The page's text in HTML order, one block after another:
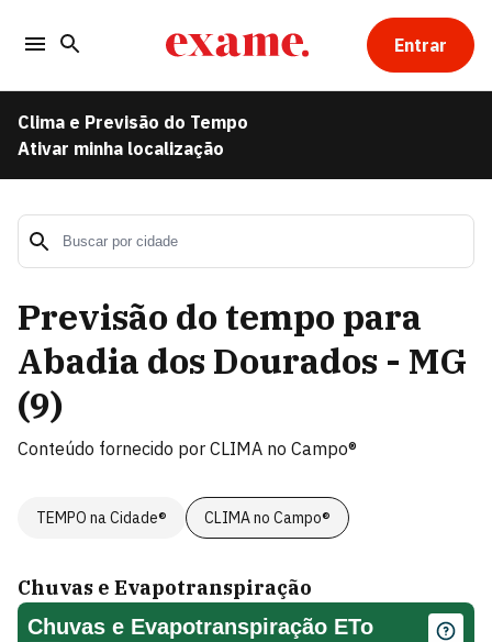
Entrar
Clima e Previsão do Tempo
Ativar minha localização
Previsão do tempo para
Abadia dos Dourados - MG
(9)
Conteúdo fornecido por CLIMA no Campo®
TEMPO na Cidade® CLIMA no Campo®
Chuvas e Evapotranspiração